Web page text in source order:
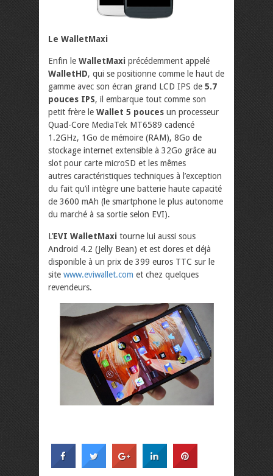
Le WalletMaxi
Enfin le WalletMaxi précédemment appelé
WalletHD, qui se positionne comme le haut de
gamme avec son écran grand LCD IPS de 5.7
pouces IPS, il embarque tout comme son
petit frère le Wallet 5 pouces un processeur
Quad-Core MediaTek MT6589 cadencé
1.2GHz, 1Go de mémoire (RAM), 8Go de
stockage internet extensible à 32Go grâce au
slot pour carte microSD et les mêmes
autres caractéristiques techniques à l’exception
du fait qu’il intègre une batterie haute capacité
de 3600 mAh (le smartphone le plus autonome
du marché à sa sortie selon EVI).
L’EVI WalletMaxi tourne lui aussi sous
Android 4.2 (Jelly Bean) et est dores et déjà
disponible à un prix de 399 euros TTC sur le
site www.eviwallet.com et chez quelques
revendeurs.